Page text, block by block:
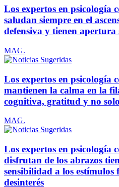
Los expertos en psicología
saludan siempre en el
defensiva y tienen apertura
MAG.
Los expertos en psicología
mantienen la calma en la
cognitiva, gratitud y no
MAG.
Los expertos en psicología
disfrutan de los abrazos
sensibilidad a los estímulos
desinterés